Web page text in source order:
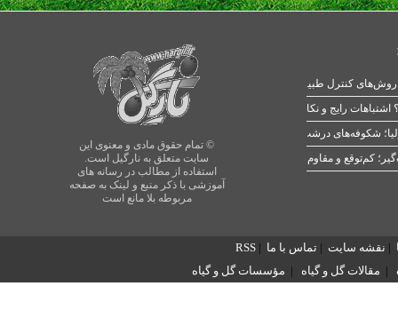
© تمام حقوق مادی و معنوی این
سایت متعلق به نارگیل است.
استفاده از مطالب در رسانه های
آموزشی با ذکر منبع و لینک به صفحه
مربوطه بلا مانع است
رایج و نکات طلایی
شکوفه‌های درشت در بهار
| نقشه سایت | تماس با ما |
RSS
| مقالات گل و گیاه | مؤسسات گل و گیاه